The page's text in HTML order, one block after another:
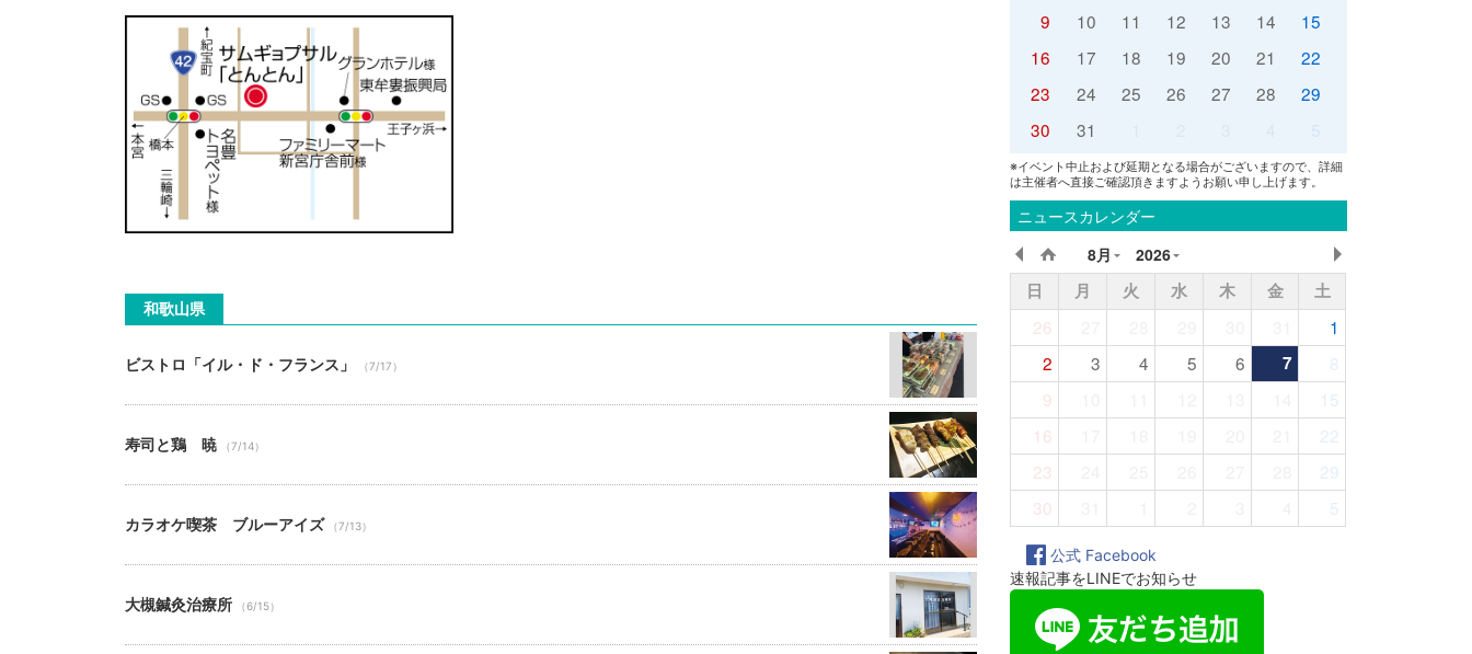
和歌山県
ビストロ「イル・ド・フランス」 （7/17）
寿司と鶏 暁 （7/14）
カラオケ喫茶 ブルーアイズ （7/13）
大槻鍼灸治療所 （6/15）
9
10 11 12 13 14
15
16
17 18 19 20 21
22
23
24 25 26 27 28
29
30
31 5
※イベント中止および延期となる場合がございますので、詳細
は主催者へ直接ご確認頂きますようお願い申し上げます。
ニュースカレンダー
8月 2026
日 月 火 水 木 金
土
26
1
2
3 4 5 6 7
8
9
15
16
22
23
29
30
5
公式 Facebook
速報記事をLINEでお知らせ